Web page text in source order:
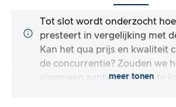
Tot slot wordt onderzocht
presteert in vergelijking met
Kan het qua prijs en kwaliteit
de concurrentie? Zouden we
algemeen aanbevelen om te
meer tonen